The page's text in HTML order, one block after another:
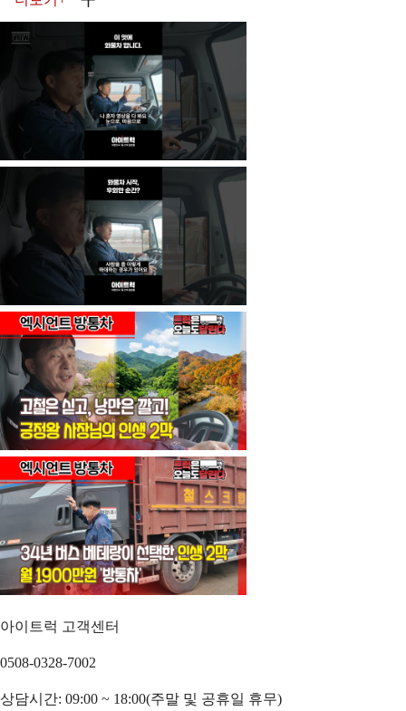
아이트럭 고객센터
0508-0328-7002
상담시간: 09:00 ~ 18:00(주말 및 공휴일 휴무)